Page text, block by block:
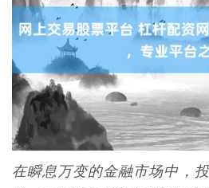
在瞬息万变的金融市场中，